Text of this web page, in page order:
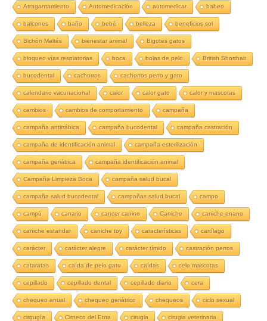
Atragantamiento Automedicación automedicar babeo
balcones baño bebé belleza beneficios sol
Bichón Maltés bienestar animal Bigotes gatos
bloqueo vías respiatorias boca bolas de pelo British Shorthair
bucodental cachorros cachorros perro y gato
calendario vacunacional calor calor gato calor y mascotas
cambios cambios de comportamiento campaña
campaña antirrábica campaña bucodental campaña castración
campaña de identificación animal campaña esterilización
campaña geriátrica campaña identificación animal
Campaña Limpieza Boca campaña salud bucal
campaña salud bucodental campañas salud bucal campo
campú canario cancer canino Caniche caniche enano
caniche estandar caniche toy características cartílago
carácter carácter alegre carácter tímido castración perros
cataratas caída de pelo gato caídas celo mascotas
cepillado cepillado dental cepillado diario cera
chequeo anual chequeo geriátrico chequeos ciclo sexual
cirgugía Cirneco del Etna cirugia cirugia veterinaria